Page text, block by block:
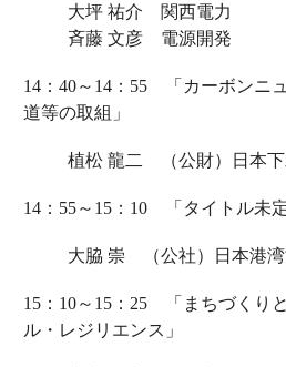
大坪 祐介 関西電力
斉藤 文彦 電源開発
14：40～14：55 「カーボンニ
道等の取組」
植松 龍二 （公財）日本
14：55～15：10 「タイトル未定
大脇 崇 （公社）日本港湾
15：10～15：25 「まちづくり
ル・レジリエンス」